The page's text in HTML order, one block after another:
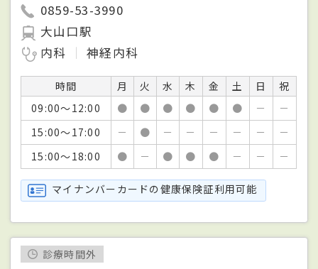
0859-53-3990
大山口駅
内科
神経内科
時間 月 火 水 木 金 土 日
祝
09:00～12:00
● ● ● ● ● ● －
－
15:00～17:00
－ ● － － － － －
－
15:00～18:00
● － ● ● ● － － －
マイナンバーカードの健康保険証利用可能
診療時間外